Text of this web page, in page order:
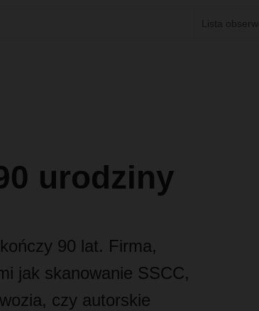
Lista
urodziny
90 lat. Firma,
jak skanowanie SSCC,
czy autorskie